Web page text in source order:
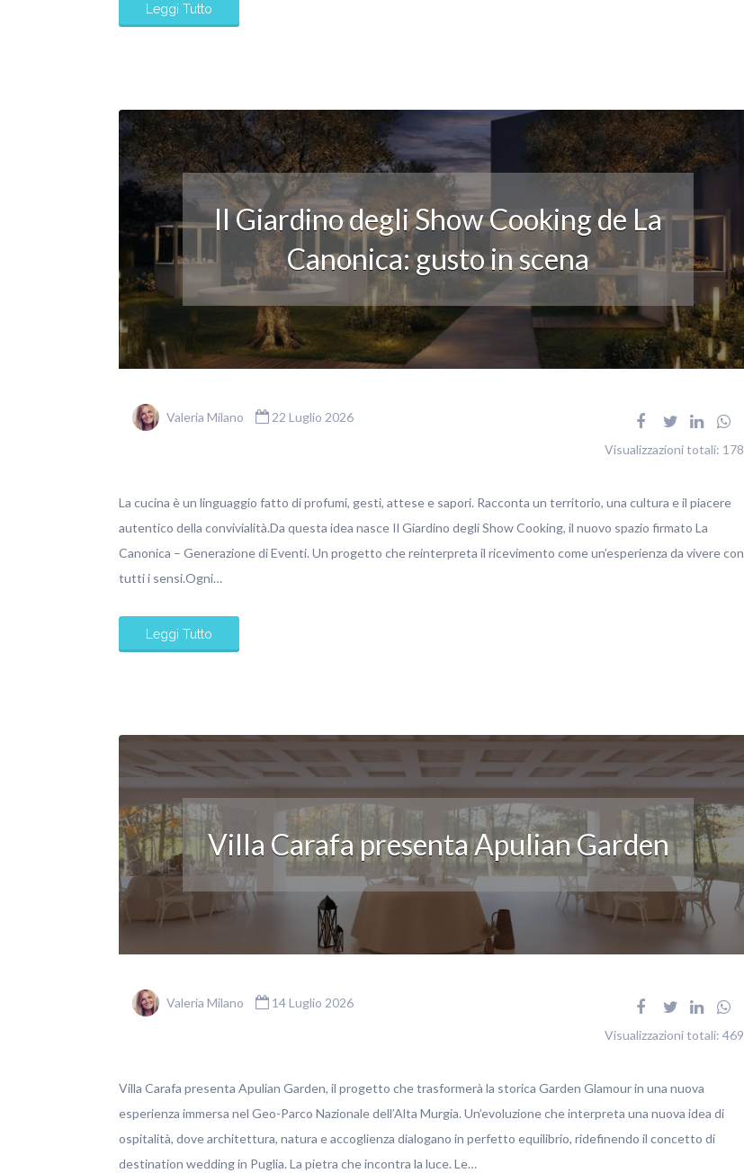
Leggi Tutto
Il Giardino degli Show Cooking de La
Canonica: gusto in scena
Valeria Milano 22 Luglio 2026
Visualizzazioni totali: 178
La cucina è un linguaggio fatto di profumi, gesti, attese e sapori. Racconta un territorio, una cultura e il piacere
autentico della convivialità.Da questa idea nasce Il Giardino degli Show Cooking, il nuovo spazio firmato La
Canonica – Generazione di Eventi. Un progetto che reinterpreta il ricevimento come un’esperienza da vivere con
tutti i sensi.Ogni…
Leggi Tutto
Villa Carafa presenta Apulian Garden
Valeria Milano 14 Luglio 2026
Visualizzazioni totali: 469
Villa Carafa presenta Apulian Garden, il progetto che trasformerà la storica Garden Glamour in una nuova
esperienza immersa nel Geo-Parco Nazionale dell’Alta Murgia. Un’evoluzione che interpreta una nuova idea di
ospitalità, dove architettura, natura e accoglienza dialogano in perfetto equilibrio, ridefinendo il concetto di
destination wedding in Puglia. La pietra che incontra la luce. Le…